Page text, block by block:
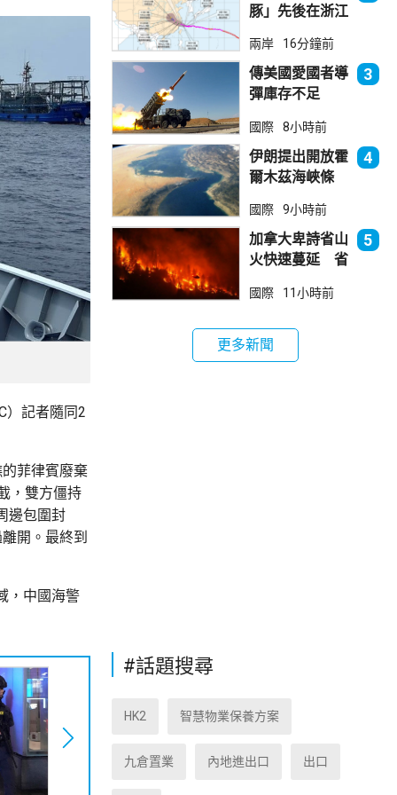
）記者隨同2
菲律賓廢棄
，雙方僵持
邊包圍封
開。最終到
，中國海警
豚」先後在浙江
陸 上海落暴雨
兩岸 16分鐘前
傳美國愛國者導
彈庫存不足
長促加快生產武
器
3
國際 8小時前
伊朗提出開放霍
爾木茲海峽條
賠償等
4
國際 9小時前
加拿大卑詩省山
火快速蔓延 省
狀態
5
國際 11小時前
更多新聞
#話題搜尋
HK2 智慧物業保養方案
九倉置業 內地進出口 出口